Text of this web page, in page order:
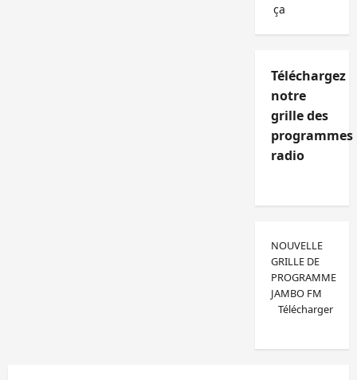
ça
Téléchargez
notre
grille des
programmes
radio
NOUVELLE
GRILLE DE
PROGRAMME
JAMBO FM
Télécharger